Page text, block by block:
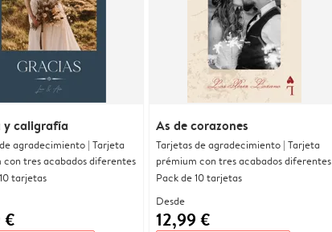
y caligrafía
agradecimiento | Tarjeta
con tres acabados diferentes
tarjetas
€
As de corazones
Tarjetas de agradecimiento | Tarjeta
prémium con tres acabados diferentes
Pack de 10 tarjetas
Desde
12,99 €